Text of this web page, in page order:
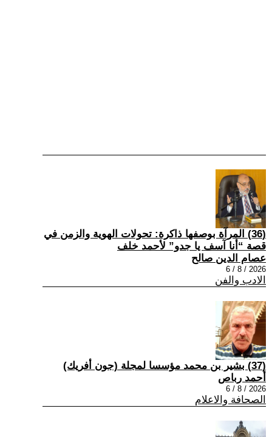
(36) المرآة بوصفها ذاكرة: تحولات الهوية والزمن في
قصة “أنا آسف يا جدو” لأحمد خلف
عصام الدين صالح
2026 / 8 / 6
الادب والفن
(37) بشير بن محمد مؤسسا لمجلة (جون أفريك)
أحمد رباص
2026 / 8 / 6
الصحافة والاعلام